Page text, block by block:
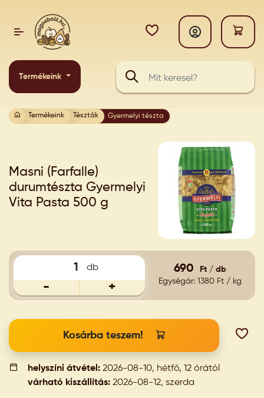
Termékeink
Termékeink Tészták Gyermelyi tészta
Masni (Farfalle)
durumtészta Gyermelyi
Vita Pasta 500 g
db
- +
690
Ft / db
Egységár: 1380 Ft / kg
Kosárba teszem!
helyszíni átvétel: 2026-08-10, hétfő, 12 órától
várható kiszállítás: 2026-08-12, szerda